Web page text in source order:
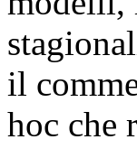
il
hoc che